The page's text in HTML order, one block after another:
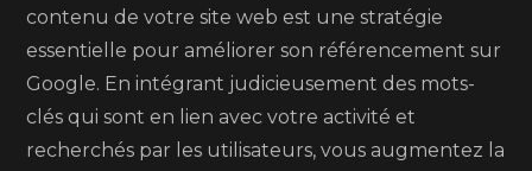
contenu de votre site web est une stratégie
essentielle pour améliorer son référencement sur
Google. En intégrant judicieusement des mots-
clés qui sont en lien avec votre activité et
recherchés par les utilisateurs, vous augmentez la